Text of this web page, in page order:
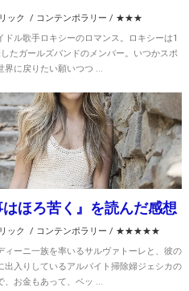
ック / コンテンポラリー / ★★★
ドル歌手ロキシーのロマンス。ロキシーは1
たガールズバンドのメンバー。いつかスポ
界に戻りたい願いつつ ...
はほろ苦く』を読んだ感想
ック / コンテンポラリー / ★★★★★
ィーニ一族を率いるサルヴァトーレと、彼の
出入りしているアルバイト掃除婦ジェシカの
、お金もあって、ベッ ...